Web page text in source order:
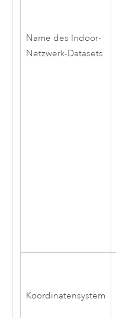
Name des Indoor-
Netzwerk-Datasets
Koordinatensystem